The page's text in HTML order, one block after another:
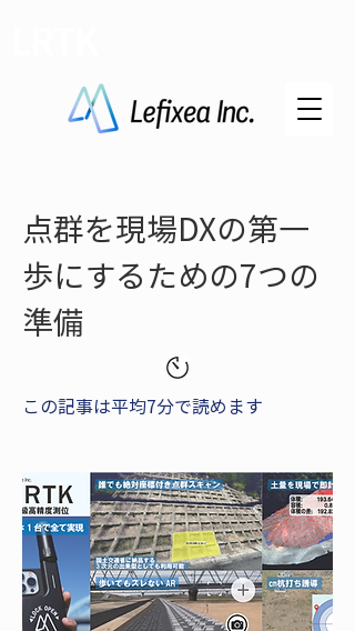
点群を現場DXの第一
歩にするための7つの
準備
この記事は平均7分で読めます